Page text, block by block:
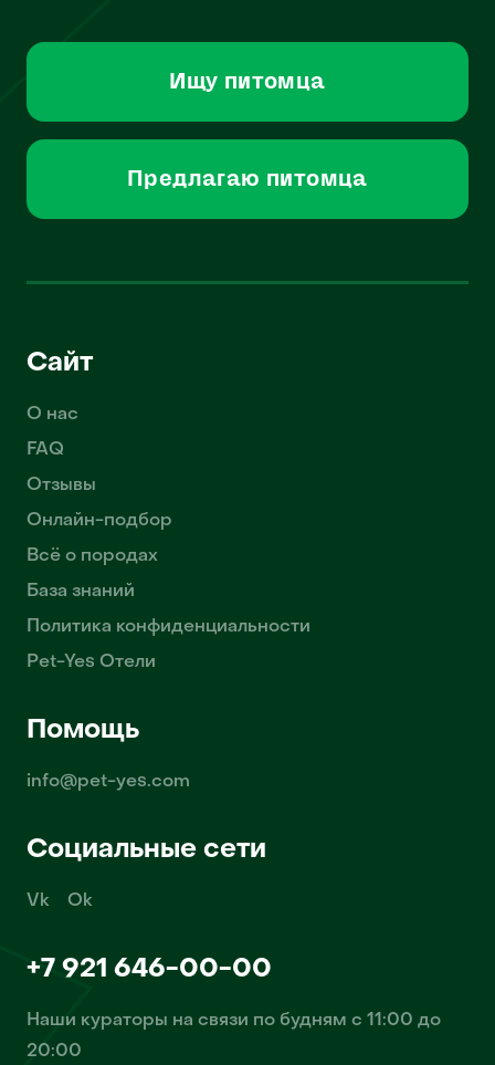
Ищу питомца
Предлагаю питомца
Сайт
О нас
FAQ
Отзывы
Онлайн-подбор
Всё о породах
База знаний
Политика конфиденциальности
Pet-Yes Отели
Помощь
info@pet-yes.com
Социальные сети
Vk Ok
+7 921 646-00-00
Наши кураторы на связи по будням с 11:00 до
20:00